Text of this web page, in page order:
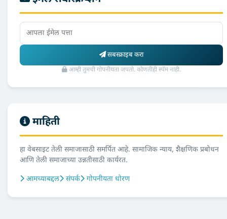
सबस्क्राइब करा
आम्ही तुमची गोपनीयता जपतो. कोणतीही स्पॅम नाही.
माहिती
हा वेबसाइट तेली समाजासाठी समर्पित आहे. सामाजिक न्याय, शैक्षणिक प्रबोधन
आणि तेली समाजाच्या उन्नतीसाठी कार्यरत.
आमच्याबद्दल
संपर्क गोपनीयता धोरण